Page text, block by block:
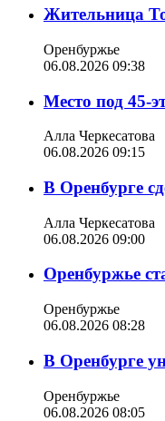
Жительница
Оренбуржье
06.08.2026 09:38
Место под 45-
Алла Черкесатова
06.08.2026 09:15
В Оренбурге
Алла Черкесатова
06.08.2026 09:00
Оренбуржье
Оренбуржье
06.08.2026 08:28
В Оренбурге
Оренбуржье
06.08.2026 08:05